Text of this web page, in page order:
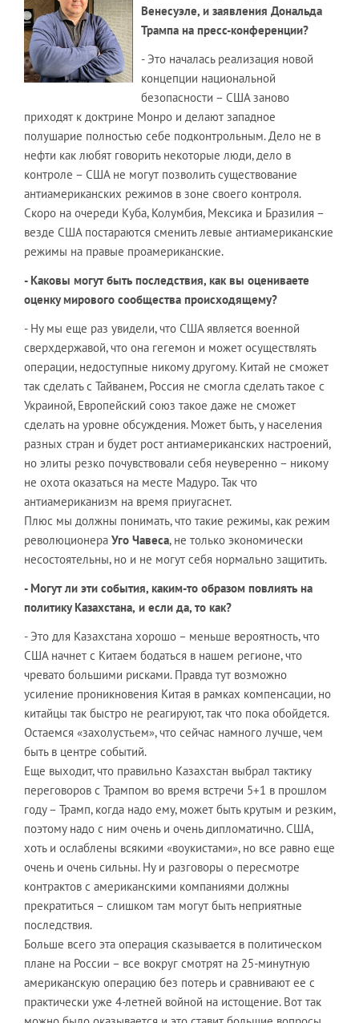
Венесуэле, и заявления Дональда
Трампа на пресс-конференции?
- Это началась реализация новой
концепции национальной
безопасности – США заново
приходят к доктрине Монро и делают западное
полушарие полностью себе подконтрольным. Дело не в
нефти как любят говорить некоторые люди, дело в
контроле – США не могут позволить существование
антиамериканских режимов в зоне своего контроля.
Скоро на очереди Куба, Колумбия, Мексика и Бразилия –
везде США постараются сменить левые антиамериканские
режимы на правые проамериканские.
- Каковы могут быть последствия, как вы оцениваете
оценку мирового сообщества происходящему?
- Ну мы еще раз увидели, что США является военной
сверхдержавой, что она гегемон и может осуществлять
операции, недоступные никому другому. Китай не сможет
так сделать с Тайванем, Россия не смогла сделать такое с
Украиной, Европейский союз такое даже не сможет
сделать на уровне обсуждения. Может быть, у населения
разных стран и будет рост антиамериканских настроений,
но элиты резко почувствовали себя неуверенно – никому
не охота оказаться на месте Мадуро. Так что
антиамериканизм на время приугаснет.
Плюс мы должны понимать, что такие режимы, как режим
революционера Уго Чавеса, не только экономически
несостоятельны, но и не могут себя нормально защитить.
- Могут ли эти события, каким-то образом повлиять на
политику Казахстана, и если да, то как?
- Это для Казахстана хорошо – меньше вероятность, что
США начнет с Китаем бодаться в нашем регионе, что
чревато большими рисками. Правда тут возможно
усиление проникновения Китая в рамках компенсации, но
китайцы так быстро не реагируют, так что пока обойдется.
Остаемся «захолустьем», что сейчас намного лучше, чем
быть в центре событий.
Еще выходит, что правильно Казахстан выбрал тактику
переговоров с Трампом во время встречи 5+1 в прошлом
году – Трамп, когда надо ему, может быть крутым и резким,
поэтому надо с ним очень и очень дипломатично. США,
хоть и ослаблены всякими «воукистами», но все равно еще
очень и очень сильны. Ну и разговоры о пересмотре
контрактов с американскими компаниями должны
прекратиться – слишком там могут быть неприятные
последствия.
Больше всего эта операция сказывается в политическом
плане на России – все вокруг смотрят на 25-минутную
американскую операцию без потерь и сравнивают ее с
практически уже 4-летней войной на истощение. Вот так